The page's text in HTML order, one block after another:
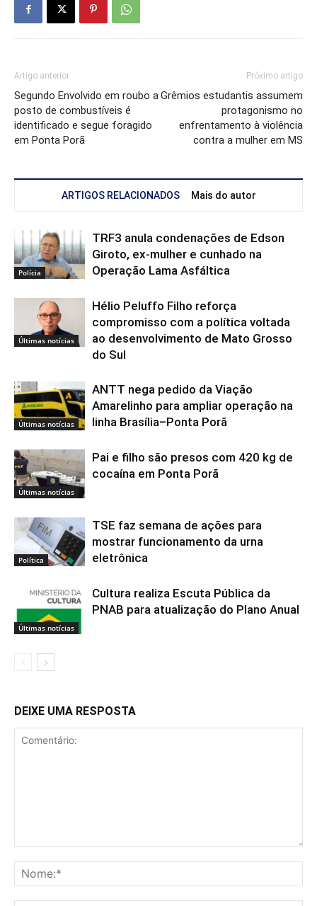
Artigo anterior
Segundo Envolvido em roubo a
posto de combustíveis é
identificado e segue foragido
em Ponta Porã
Próximo artigo
Grêmios estudantis assumem
protagonismo no
enfrentamento à violência
contra a mulher em MS
ARTIGOS RELACIONADOS Mais do autor
Polícia
TRF3 anula condenações de Edson
Giroto, ex-mulher e cunhado na
Operação Lama Asfáltica
Últimas notícias
Hélio Peluffo Filho reforça
compromisso com a política voltada
ao desenvolvimento de Mato Grosso
do Sul
Últimas notícias
ANTT nega pedido da Viação
Amarelinho para ampliar operação na
linha Brasília–Ponta Porã
Últimas notícias
Pai e filho são presos com 420 kg de
cocaína em Ponta Porã
Política
TSE faz semana de ações para
mostrar funcionamento da urna
eletrônica
Últimas notícias
Cultura realiza Escuta Pública da
PNAB para atualização do Plano Anual
DEIXE UMA RESPOSTA